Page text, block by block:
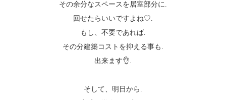
その余分なスペースを居室部分に.
回せたらいいですよね♡.
もし、不要であれば.
その分建築コストを抑える事も.
出来ます👌.
そして、明日から.